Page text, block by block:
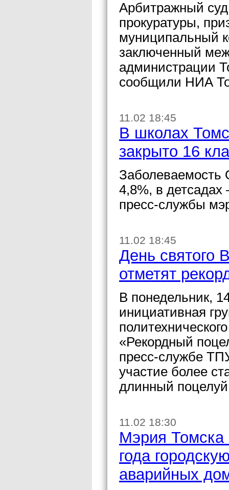
Арбитражный суд
прокуратуры,
муниципальный
заключенный
администрации
сообщили НИА
11.02 18:45
В школах
закрыто 16
Заболеваемость
4,8%, в
пресс-службы
11.02 18:45
День святого
отметят
В понедельник,
инициативная
«Рекордный
пресс-службе
участие более
длинный поцелуй
11.02 18:30
Мэрия Томска
года
аварийных